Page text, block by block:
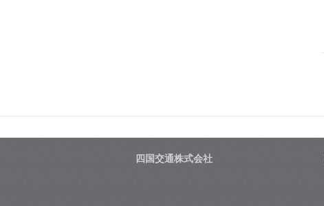
四国交通株式会社